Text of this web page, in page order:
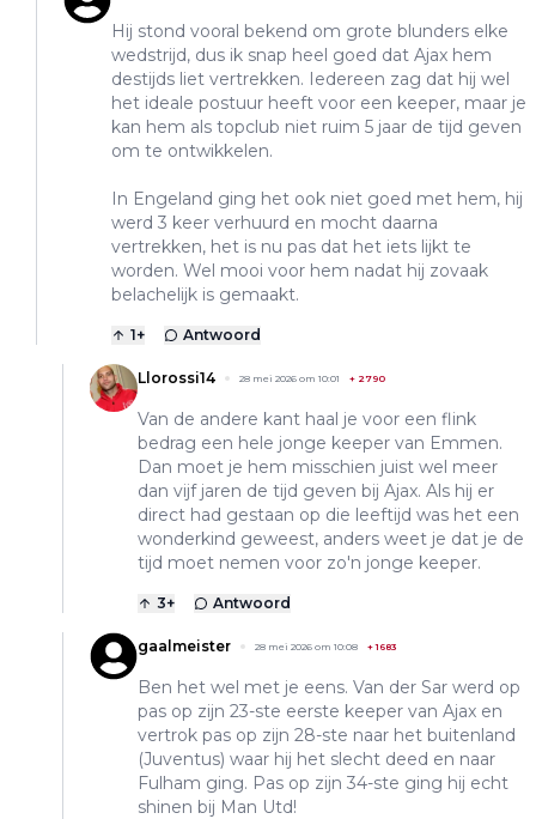
Hij stond vooral bekend om grote blunders elke
wedstrijd, dus ik snap heel goed dat Ajax hem
destijds liet vertrekken. Iedereen zag dat hij wel
het ideale postuur heeft voor een keeper, maar je
kan hem als topclub niet ruim 5 jaar de tijd geven
om te ontwikkelen.
In Engeland ging het ook niet goed met hem, hij
werd 3 keer verhuurd en mocht daarna
vertrekken, het is nu pas dat het iets lijkt te
worden. Wel mooi voor hem nadat hij zovaak
belachelijk is gemaakt.
1+ Antwoord
Llorossi14 28 mei 2026 om 10:01 + 2790
Van de andere kant haal je voor een flink
bedrag een hele jonge keeper van Emmen.
Dan moet je hem misschien juist wel meer
dan vijf jaren de tijd geven bij Ajax. Als hij er
direct had gestaan op die leeftijd was het een
wonderkind geweest, anders weet je dat je de
tijd moet nemen voor zo'n jonge keeper.
3+ Antwoord
gaalmeister 28 mei 2026 om 10:08 +1683
Ben het wel met je eens. Van der Sar werd op
pas op zijn 23-ste eerste keeper van Ajax en
vertrok pas op zijn 28-ste naar het buitenland
(Juventus) waar hij het slecht deed en naar
Fulham ging. Pas op zijn 34-ste ging hij echt
shinen bij Man Utd!